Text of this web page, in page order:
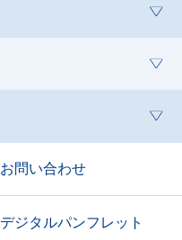
お問い合わせ
デジタルパンフレット